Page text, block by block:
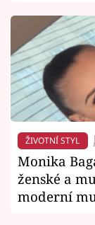
ŽIVOTNÍ STYL
Monika
ženské a
moderní